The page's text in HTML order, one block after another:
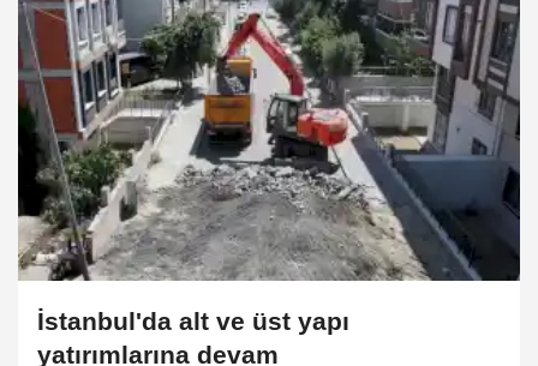
İstanbul'da alt ve üst yapı
yatırımlarına devam